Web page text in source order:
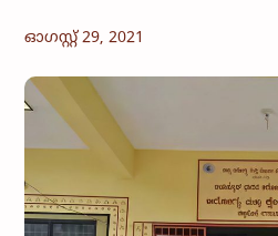
ഓഗസ്റ്റ്‌ 29, 2021